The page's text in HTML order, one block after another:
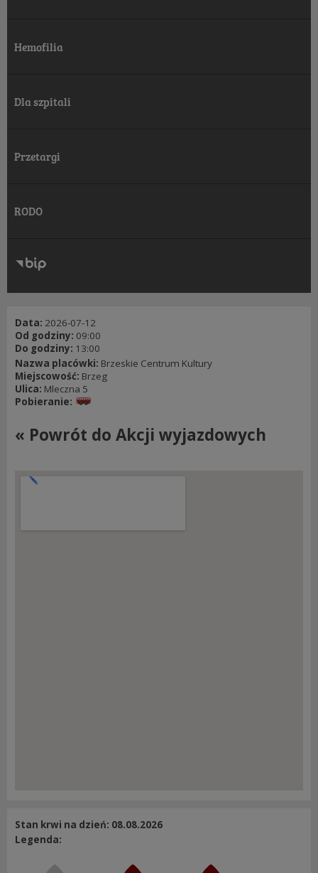
Hemofilia
Dla szpitali
Przetargi
RODO
RODO
Klauzule informacyjne
Data: 2026-07-12
Od godziny: 09:00
Do godziny: 13:00
Nazwa placówki: Brzeskie Centrum Kultury
Miejscowość: Brzeg
Ulica: Mleczna 5
Pobieranie:
« Powrót do Akcji wyjazdowych
Stan krwi na dzień: 08.08.2026
Legenda: